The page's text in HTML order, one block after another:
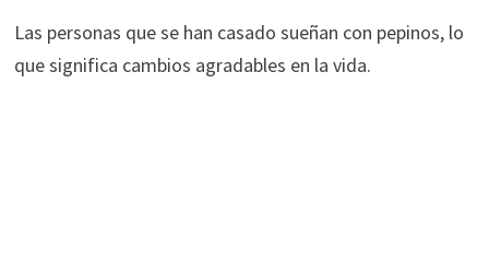
Las personas que se han casado sueñan con pepinos, lo
que significa cambios agradables en la vida.